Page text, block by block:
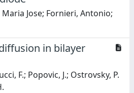
Jose; Fornieri, Antonio;
in bilayer
F.; Popovic, J.; Ostrovsky, P.